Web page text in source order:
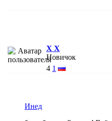
X X
Новичок
4 1
Инед